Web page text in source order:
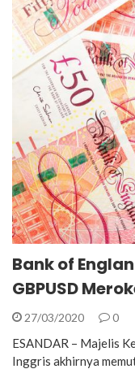
Bank of
GBPUSD
27/03/2020 0
ESANDAR – Majelis
Inggris akhirnya